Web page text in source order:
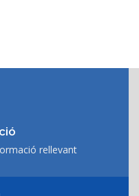
rellevant